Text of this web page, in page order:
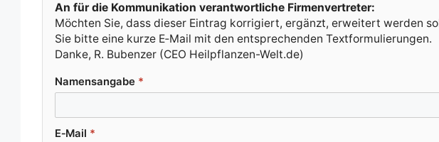
An für die Kom­mu­ni­ka­ti­on ver­ant­wort­li­che Firmenvertreter:
Möch­ten Sie, dass die­ser Ein­trag kor­ri­giert, ergänzt, erwei­tert wer­den
Sie bit­te eine kur­ze E‑Mail mit den ent­spre­chen­den Textformulierungen.
Dan­ke, R. Buben­zer (CEO Heilpflanzen-Welt.de)
Namens­an­ga­be *
E‑Mail *